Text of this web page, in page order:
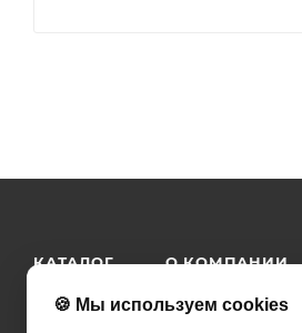
КАТАЛОГ О КОМПАНИИ
КАК КУПИТЬ КОНТАКТЫ
🍪 Мы используем cookies